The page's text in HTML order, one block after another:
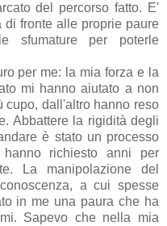
del percorso fatto. E'
di fronte alle proprie paure
sfumature per poterle
per me: la mia forza e la
mi hanno aiutato a non
cupo, dall'altro hanno reso
Abbattere la rigidità degli
è stato un processo
hanno richiesto anni per
La manipolazione del
a cui spesse
in me una paura che ha
Sapevo che nella mia